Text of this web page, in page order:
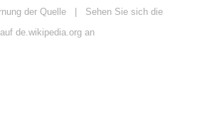
der Quelle
Sehen Sie sich die
de.wikipedia.org an